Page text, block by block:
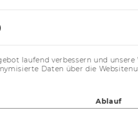
laufend verbessern und unsere
Daten über die
Ablauf